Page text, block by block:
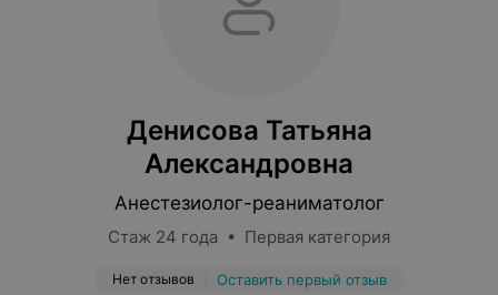
Денисова Татьяна
Александровна
Анестезиолог-реаниматолог
Стаж 24 года • Первая категория
Нет отзывов Оставить первый отзыв